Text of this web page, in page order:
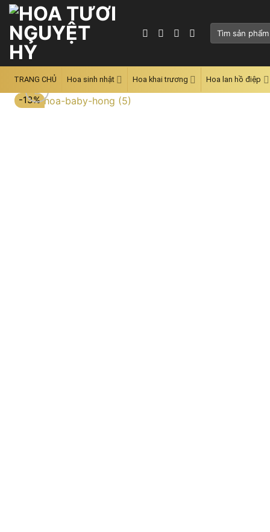
Skip
content
Tìm
TRANG CHỦ Hoa sinh nhật Hoa khai trương Hoa lan hồ điệp
-13%